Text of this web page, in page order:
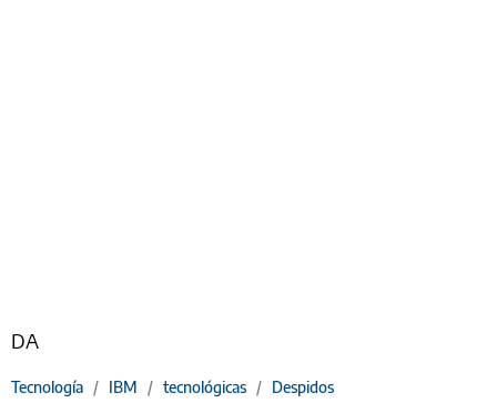
DA
Tecnología / IBM / tecnológicas / Despidos